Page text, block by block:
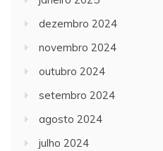
dezembro 2024
novembro 2024
outubro 2024
setembro 2024
agosto 2024
julho 2024